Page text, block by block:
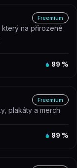
Freemium
na přirozené
99 %
Freemium
plakáty a merch
99 %